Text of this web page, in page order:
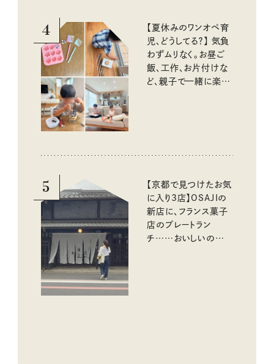
4
【夏休みのワンオペ育
児、どうしてる？】 気負
わずムリなく。お昼ご
飯、工作、お片付けな
ど、親子で一緒に楽し
5
【京都で見つけたお気
に入り3店】OSAJIの
新店に、フランス菓子
店のプレートラン
チ……おいしいのんび